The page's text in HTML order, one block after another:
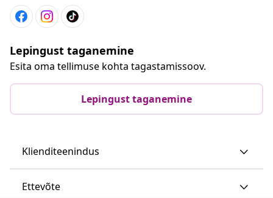
Lepingust taganemine
Esita oma tellimuse kohta tagastamissoov.
Lepingust taganemine
Klienditeenindus
Ettevõte